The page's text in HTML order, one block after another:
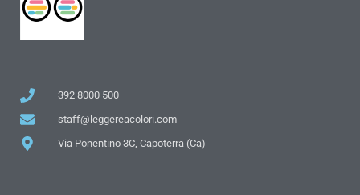
392 8000 500
staff@leggereacolori.com
Via Ponentino 3C, Capoterra (Ca)